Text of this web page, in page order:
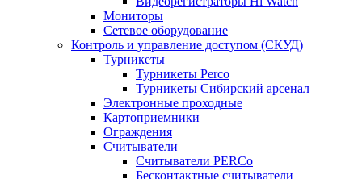
Мониторы
Сетевое оборудование
Контроль и управление доступом (СКУД)
Турникеты
Турникеты Perco
Турникеты Сибирский арсенал
Электронные проходные
Картоприемники
Ограждения
Считыватели
Считыватели PERCo
Бесконтактные считыватели